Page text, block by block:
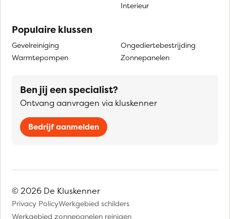
Interieur
Populaire klussen
Gevelreiniging
Warmtepompen
Ongediertebestrijding
Zonnepanelen
Ben jij een specialist?
Ontvang aanvragen via kluskenner
Bedrijf aanmelden
© 2026 De Kluskenner
Privacy PolicyWerkgebied schilders
Werkgebied zonnepanelen reinigen